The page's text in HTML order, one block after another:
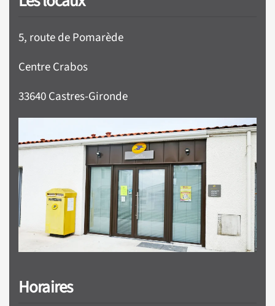
5, route de Pomarède
Centre Crabos
33640 Castres-Gironde
Horaires